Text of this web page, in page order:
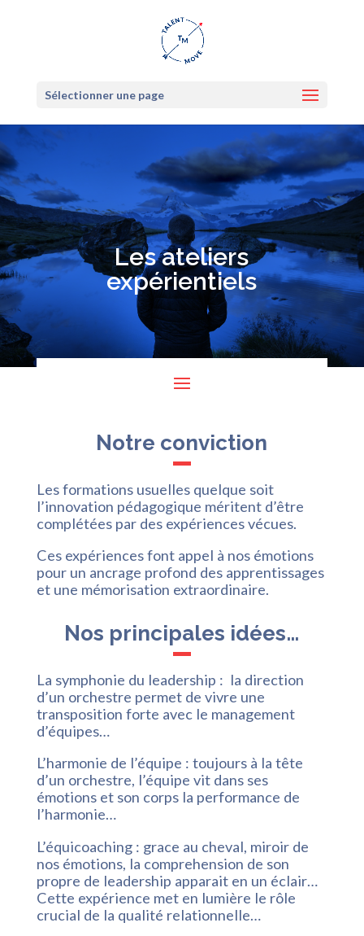
Sélectionner une page
Les ateliers
expérientiels
Notre conviction
Les formations usuelles quelque soit
l’innovation pédagogique méritent d’être
complétées par des expériences vécues.
Ces expériences font appel à nos émotions
pour un ancrage profond des apprentissages
et une mémorisation extraordinaire.
Nos principales idées…
La symphonie du leadership : la direction
d’un orchestre permet de vivre une
transposition forte avec le management
d’équipes…
L’harmonie de l’équipe : toujours à la tête
d’un orchestre, l’équipe vit dans ses
émotions et son corps la performance de
l’harmonie…
L’équicoaching : grace au cheval, miroir de
nos émotions, la comprehension de son
propre de leadership apparait en un éclair…
Cette expérience met en lumière le rôle
crucial de la qualité relationnelle…